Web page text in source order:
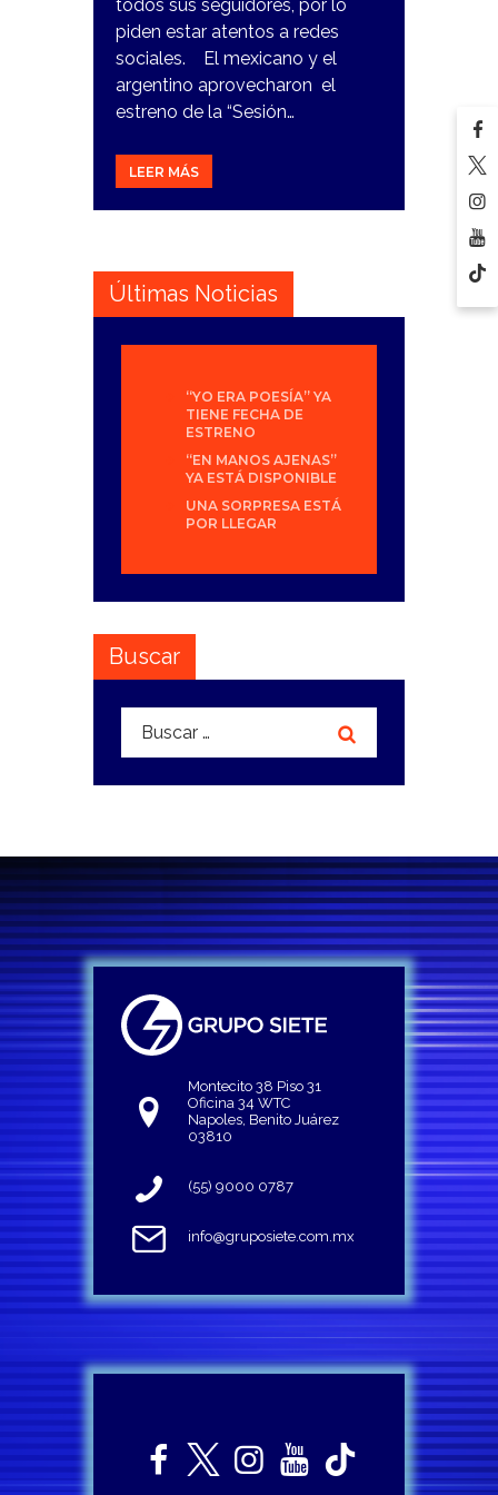
todos sus seguidores, por lo
piden estar atentos a redes
sociales. El mexicano y el
argentino aprovecharon el
estreno de la “Sesión…
LEER MÁS
Últimas Noticias
“YO ERA POESÍA” YA
TIENE FECHA DE
ESTRENO
“EN MANOS AJENAS”
YA ESTÁ DISPONIBLE
UNA SORPRESA ESTÁ
POR LLEGAR
Buscar
Buscar:
Montecito 38 Piso 31
Oficina 34 WTC
Napoles, Benito Juárez
03810
(55) 9000 0787
info@gruposiete.com.mx